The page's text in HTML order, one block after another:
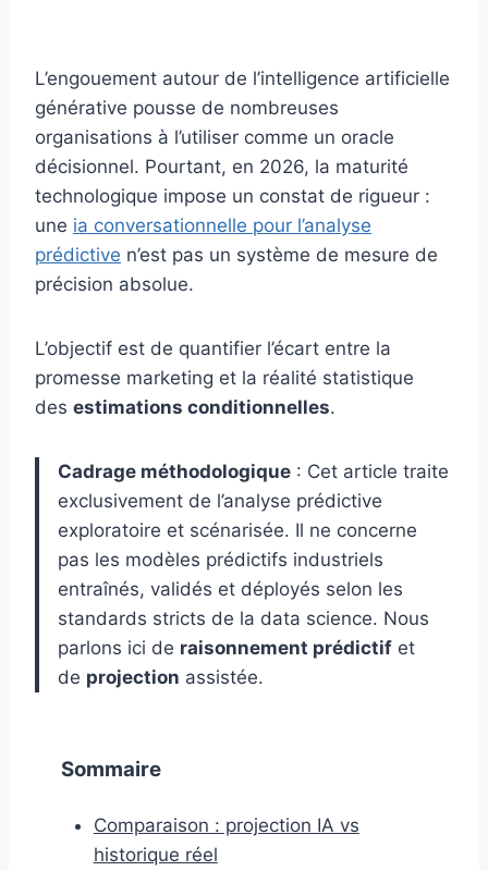
L’engouement autour de l’intelligence artificielle
générative pousse de nombreuses
organisations à l’utiliser comme un oracle
décisionnel. Pourtant, en 2026, la maturité
technologique impose un constat de rigueur :
une ia conversationnelle pour l’analyse
prédictive n’est pas un système de mesure de
précision absolue.
L’objectif est de quantifier l’écart entre la
promesse marketing et la réalité statistique
des estimations conditionnelles.
Cadrage méthodologique : Cet article traite
exclusivement de l’analyse prédictive
exploratoire et scénarisée. Il ne concerne
pas les modèles prédictifs industriels
entraînés, validés et déployés selon les
standards stricts de la data science. Nous
parlons ici de raisonnement prédictif et
de projection assistée.
Sommaire
Comparaison : projection IA vs
historique réel